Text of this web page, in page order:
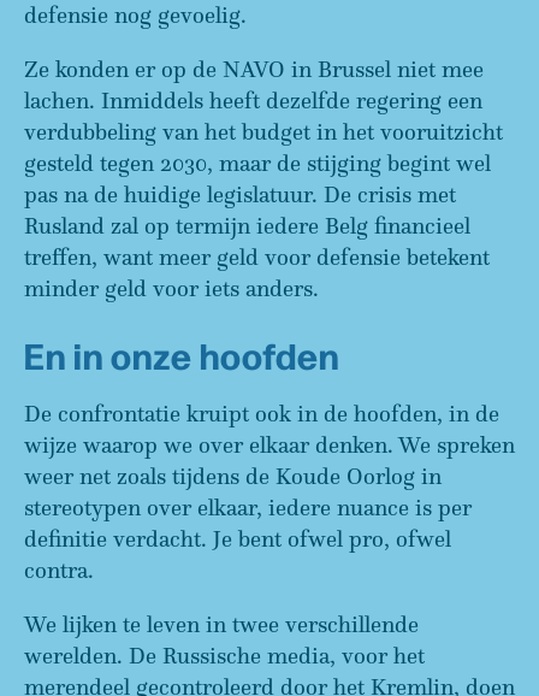
defensie nog gevoelig.
Ze konden er op de NAVO in Brussel niet mee
lachen. Inmiddels heeft dezelfde regering een
verdubbeling van het budget in het vooruitzicht
gesteld tegen 2030, maar de stijging begint wel
pas na de huidige legislatuur. De crisis met
Rusland zal op termijn iedere Belg financieel
treffen, want meer geld voor defensie betekent
minder geld voor iets anders.
En in onze hoofden
De confrontatie kruipt ook in de hoofden, in de
wijze waarop we over elkaar denken. We spreken
weer net zoals tijdens de Koude Oorlog in
stereotypen over elkaar, iedere nuance is per
definitie verdacht. Je bent ofwel pro, ofwel
contra.
We lijken te leven in twee verschillende
werelden. De Russische media, voor het
merendeel gecontroleerd door het Kremlin, doen